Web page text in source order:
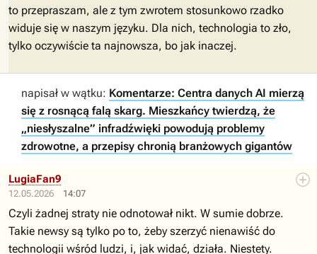
to przepraszam, ale z tym zwrotem stosunkowo rzadko
widuje się w naszym języku. Dla nich, technologia to zło,
tylko oczywiście ta najnowsza, bo jak inaczej.
napisał w wątku: Komentarze: Centra danych AI mierzą
się z rosnącą falą skarg. Mieszkańcy twierdzą, że
„niesłyszalne” infradźwięki powodują problemy
zdrowotne, a przepisy chronią branżowych gigantów
12.05.2026 14:07
LugiaFan9
Czyli żadnej straty nie odnotował nikt. W sumie dobrze.
Takie newsy są tylko po to, żeby szerzyć nienawiść do
technologii wśród ludzi, i, jak widać, działa. Niestety.